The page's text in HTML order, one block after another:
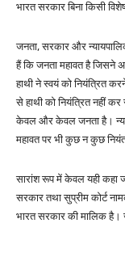
भारत सरकार बिना किसी
जनता, सरकार और
हैं कि जनता महावत है जिसने
हाथी ने स्वयं को नियंत्रित
से हाथी को नियंत्रित नहीं
केवल और केवल जनता है।
महावत पर भी कुछ न कुछ
सारांश रूप में केवल यही कहा
सरकार तथा सुप्रीम कोर्ट
भारत सरकार की मालिक है।